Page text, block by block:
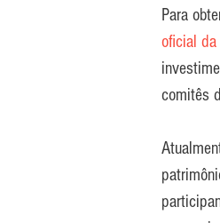
Para
oficial da
comitês